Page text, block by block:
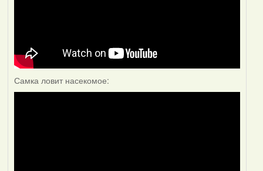
Самка ловит насекомое: